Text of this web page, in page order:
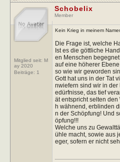
Mitglied seit: M
ay 2020
Beiträge: 1
Schobelix
Member
Kein Krieg in meinem
Die Frage ist, welche
Ist es die göttliche
en Menschen
auf eine höherer
so wie wir geworden
Gott hat uns in der Tat
nwiefern sind wir in
edürfnisse, das tief
ät entspricht selten den
h wähnend, erblinden
n der Schöpfung! Und
öpfung!!!
Welche uns zu
ühle macht, sowie aus
eger, sofern er nicht